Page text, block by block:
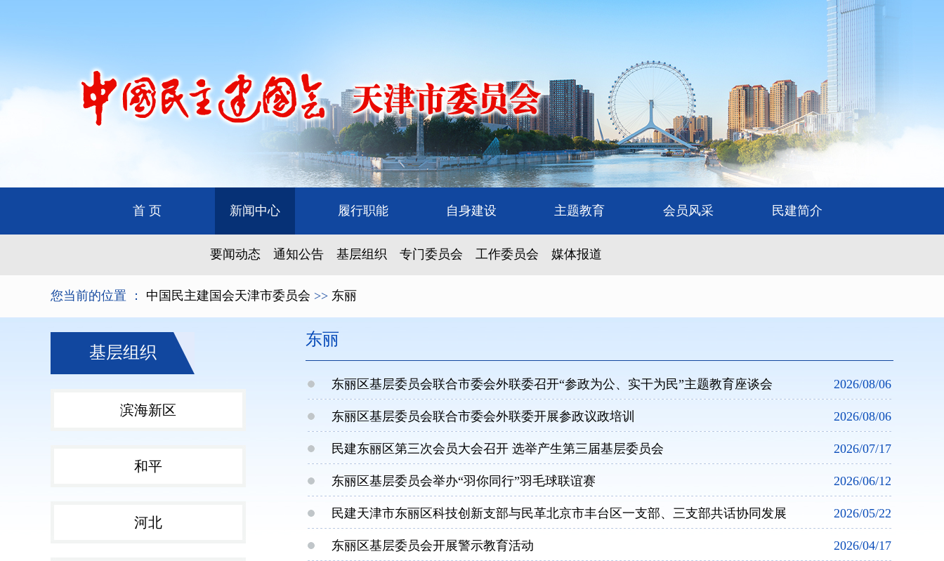
首 页 新闻中心 履行职能 自身建设 主题教育 会员风采 民建简介
要闻动态 通知公告 基层组织 专门委员会 工作委员会 媒体报道
您当前的位置 ： 中国民主建国会天津市委员会 >> 东丽
基层组织
滨海新区
和平
河北
东丽
东丽区基层委员会联合市委会外联委召开“参政为公、实干为民”主题教育座谈会 2026/08/06
东丽区基层委员会联合市委会外联委开展参政议政培训 2026/08/06
民建东丽区第三次会员大会召开 选举产生第三届基层委员会 2026/07/17
东丽区基层委员会举办“羽你同行”羽毛球联谊赛 2026/06/12
民建天津市东丽区科技创新支部与民革北京市丰台区一支部、三支部共话协同发展 2026/05/22
东丽区基层委员会开展警示教育活动 2026/04/17